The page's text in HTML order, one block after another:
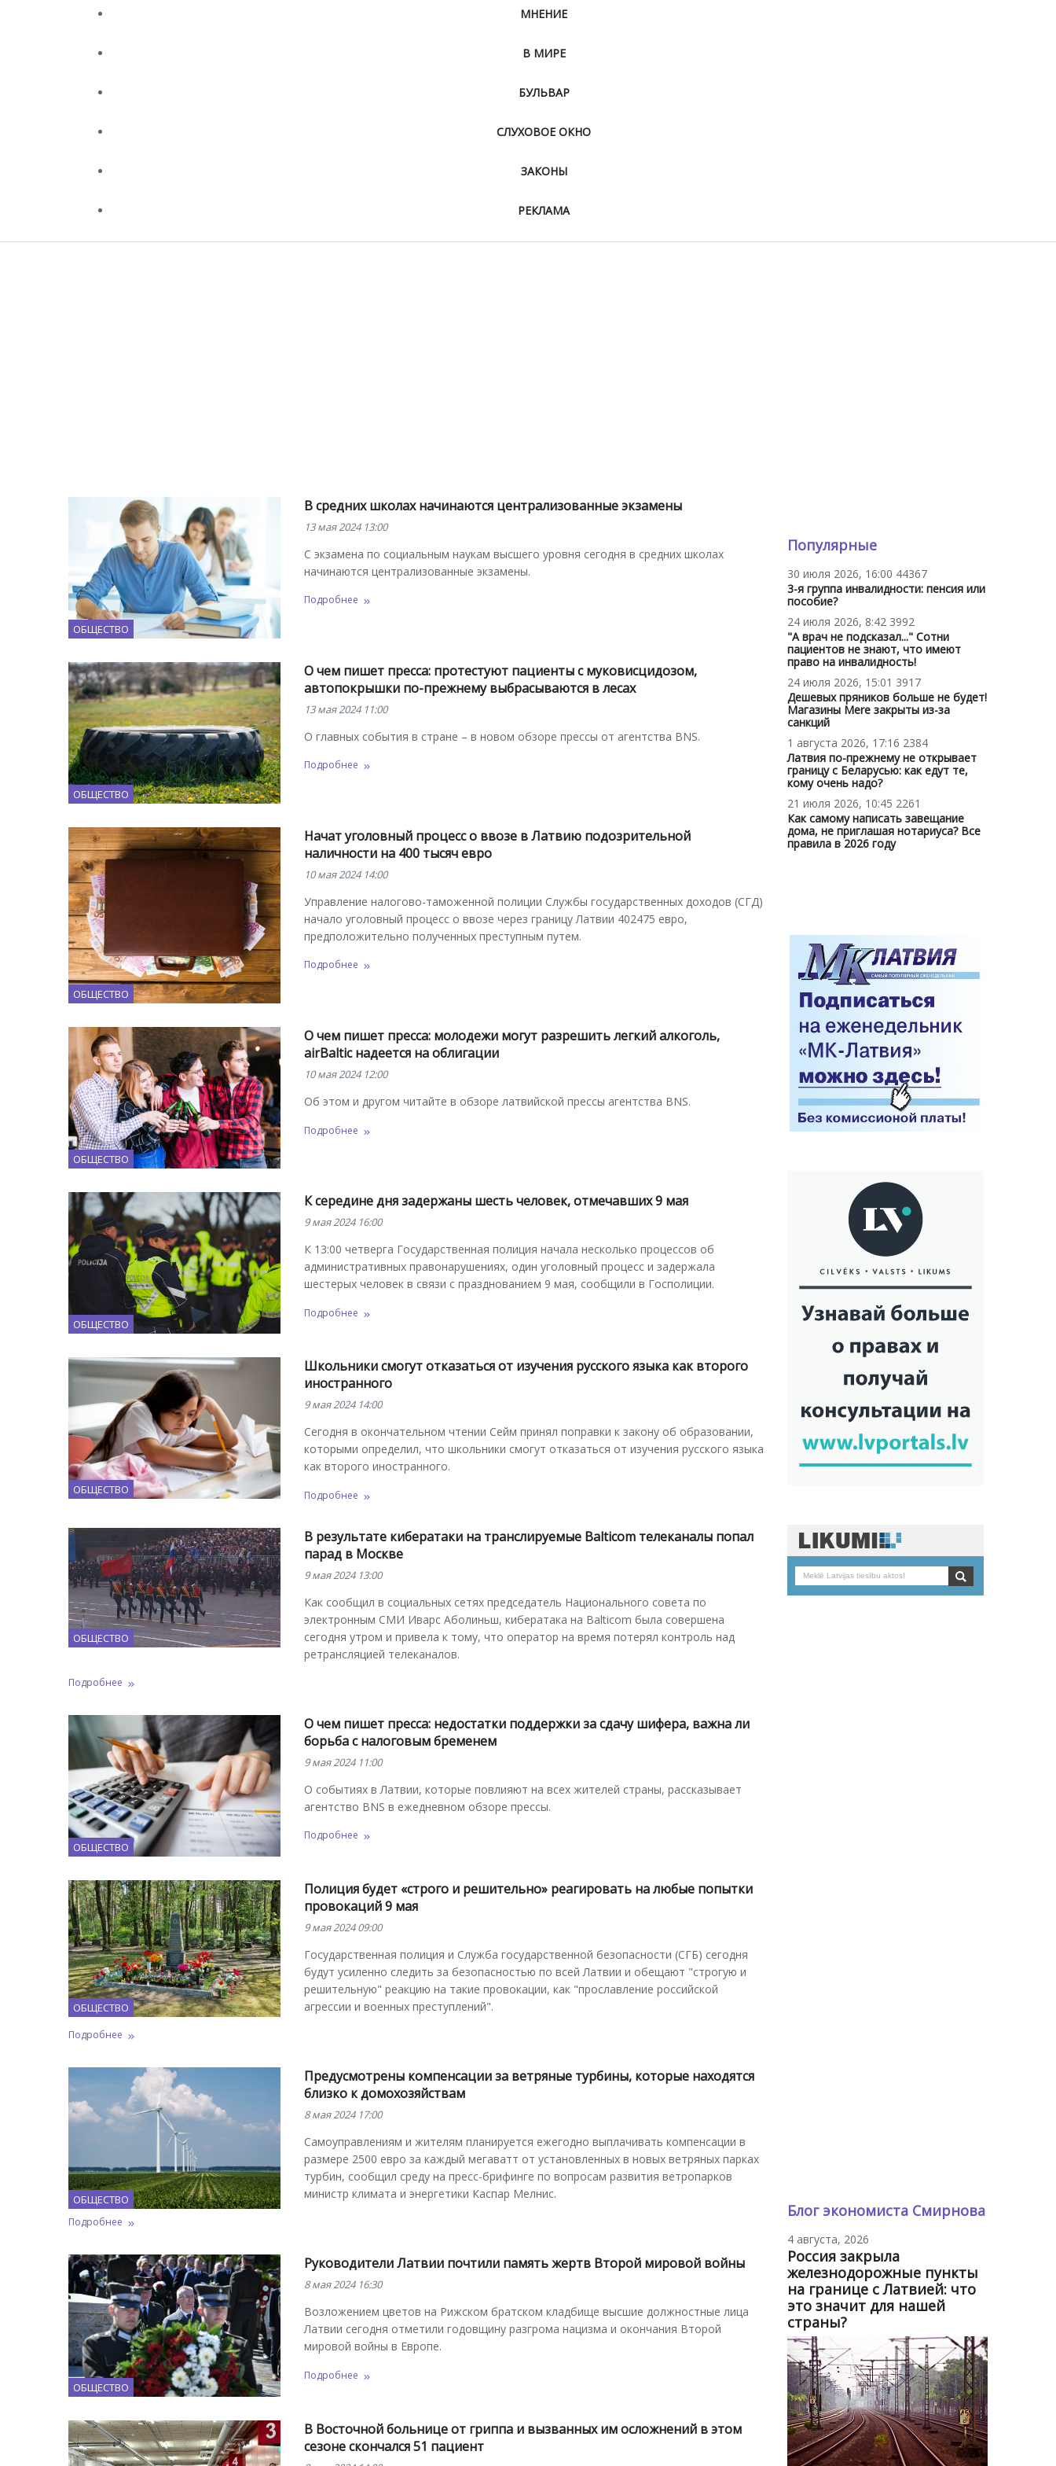
МНЕНИЕ
В МИРЕ
БУЛЬВАР
СЛУХОВОЕ ОКНО
ЗАКОНЫ
РЕКЛАМА
ОБЩЕСТВО
В средних школах начинаются централизованные экзамены
13 мая 2024 13:00
С экзамена по социальным наукам высшего уровня сегодня в средних школах
начинаются централизованные экзамены.
Подробнее
ОБЩЕСТВО
О чем пишет пресса: протестуют пациенты с муковисцидозом,
автопокрышки по-прежнему выбрасываются в лесах
13 мая 2024 11:00
О главных события в стране – в новом обзоре прессы от агентства BNS.
Подробнее
ОБЩЕСТВО
Начат уголовный процесс о ввозе в Латвию подозрительной
наличности на 400 тысяч евро
10 мая 2024 14:00
Управление налогово-таможенной полиции Службы государственных доходов (СГД)
начало уголовный процесс о ввозе через границу Латвии 402475 евро,
предположительно полученных преступным путем.
Подробнее
ОБЩЕСТВО
О чем пишет пресса: молодежи могут разрешить легкий алкоголь,
аirBaltic надеется на облигации
10 мая 2024 12:00
Об этом и другом читайте в обзоре латвийской прессы агентства BNS.
Подробнее
ОБЩЕСТВО
К середине дня задержаны шесть человек, отмечавших 9 мая
9 мая 2024 16:00
К 13:00 четверга Государственная полиция начала несколько процессов об
административных правонарушениях, один уголовный процесс и задержала
шестерых человек в связи с празднованием 9 мая, сообщили в Госполиции.
Подробнее
ОБЩЕСТВО
Школьники смогут отказаться от изучения русского языка как второго
иностранного
9 мая 2024 14:00
Сегодня в окончательном чтении Сейм принял поправки к закону об образовании,
которыми определил, что школьники смогут отказаться от изучения русского языка
как второго иностранного.
Подробнее
ОБЩЕСТВО
В результате кибератаки на транслируемые Balticom телеканалы попал
парад в Москве
9 мая 2024 13:00
Как сообщил в социальных сетях председатель Национального совета по
электронным СМИ Иварс Аболиньш, кибератака на Balticom была совершена
сегодня утром и привела к тому, что оператор на время потерял контроль над
ретрансляцией телеканалов.
Подробнее
ОБЩЕСТВО
О чем пишет пресса: недостатки поддержки за сдачу шифера, важна ли
борьба с налоговым бременем
9 мая 2024 11:00
О событиях в Латвии, которые повлияют на всех жителей страны, рассказывает
агентство BNS в ежедневном обзоре прессы.
Подробнее
ОБЩЕСТВО
Полиция будет «строго и решительно» реагировать на любые попытки
провокаций 9 мая
9 мая 2024 09:00
Государственная полиция и Служба государственной безопасности (СГБ) сегодня
будут усиленно следить за безопасностью по всей Латвии и обещают "строгую и
решительную" реакцию на такие провокации, как "прославление российской
агрессии и военных преступлений".
Подробнее
ОБЩЕСТВО
Предусмотрены компенсации за ветряные турбины, которые находятся
близко к домохозяйствам
8 мая 2024 17:00
Самоуправлениям и жителям планируется ежегодно выплачивать компенсации в
размере 2500 евро за каждый мегаватт от установленных в новых ветряных парках
турбин, сообщил среду на пресс-брифинге по вопросам развития ветропарков
министр климата и энергетики Каспар Мелнис.
Подробнее
ОБЩЕСТВО
Руководители Латвии почтили память жертв Второй мировой войны
8 мая 2024 16:30
Возложением цветов на Рижском братском кладбище высшие должностные лица
Латвии сегодня отметили годовщину разгрома нацизма и окончания Второй
мировой войны в Европе.
Подробнее
В Восточной больнице от гриппа и вызванных им осложнений в этом
сезоне скончался 51 пациент
Популярные
30 июля 2026, 16:00 44367
3-я группа инвалидности: пенсия или
пособие?
24 июля 2026, 8:42 3992
"А врач не подсказал..." Сотни
пациентов не знают, что имеют
право на инвалидность!
24 июля 2026, 15:01 3917
Дешевых пряников больше не будет!
Магазины Mere закрыты из-за
санкций
1 августа 2026, 17:16 2384
Латвия по-прежнему не открывает
границу с Беларусью: как едут те,
кому очень надо?
21 июля 2026, 10:45 2261
Как самому написать завещание
дома, не приглашая нотариуса? Все
правила в 2026 году
Блог экономиста Смирнова
4 августа, 2026
Россия закрыла
железнодорожные пункты
на границе с Латвией: что
это значит для нашей
страны?